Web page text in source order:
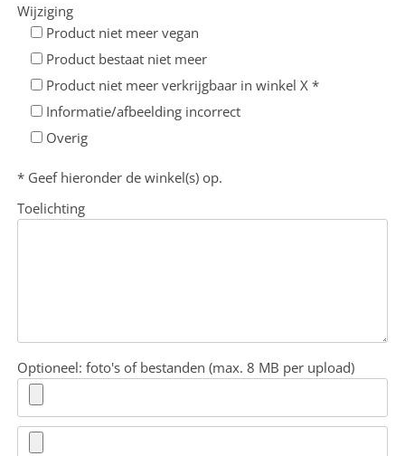
Wijziging
Product niet meer vegan
Product bestaat niet meer
Product niet meer verkrijgbaar in winkel X *
Informatie/afbeelding incorrect
Overig
* Geef hieronder de winkel(s) op.
Toelichting
Optioneel: foto's of bestanden (max. 8 MB per upload)